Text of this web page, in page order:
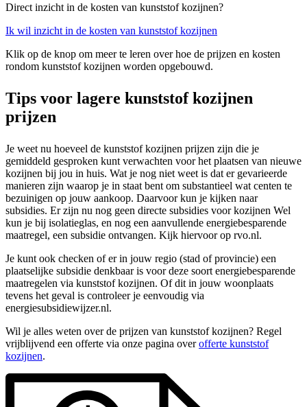
Direct inzicht in de kosten van kunststof kozijnen?
Ik wil inzicht in de kosten van kunststof kozijnen
Klik op de knop om meer te leren over hoe de prijzen en kosten
rondom kunststof kozijnen worden opgebouwd.
Tips voor lagere kunststof kozijnen
prijzen
Je weet nu hoeveel de kunststof kozijnen prijzen zijn die je
gemiddeld gesproken kunt verwachten voor het plaatsen van nieuwe
kozijnen bij jou in huis. Wat je nog niet weet is dat er gevarieerde
manieren zijn waarop je in staat bent om substantieel wat centen te
bezuinigen op jouw aankoop. Daarvoor kun je kijken naar
subsidies. Er zijn nu nog geen directe subsidies voor kozijnen Wel
kun je bij isolatieglas, en nog een aanvullende energiebesparende
maatregel, een subsidie ontvangen. Kijk hiervoor op rvo.nl.
Je kunt ook checken of er in jouw regio (stad of provincie) een
plaatselijke subsidie denkbaar is voor deze soort energiebesparende
maatregelen via kunststof kozijnen. Of dit in jouw woonplaats
tevens het geval is controleer je eenvoudig via
energiesubsidiewijzer.nl.
Wil je alles weten over de prijzen van kunststof kozijnen? Regel
vrijblijvend een offerte via onze pagina overofferte kunststof
kozijnen.